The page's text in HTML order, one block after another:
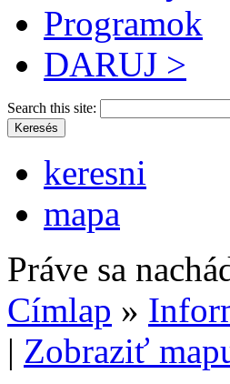
Programok
DARUJ >
Search this site:
keresni
mapa
Práve sa
Címlap »
| Zobraziť